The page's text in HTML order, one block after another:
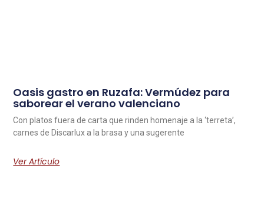
Oasis gastro en Ruzafa: Vermúdez para
saborear el verano valenciano
Con platos fuera de carta que rinden homenaje a la ‘terreta’,
carnes de Discarlux a la brasa y una sugerente
Ver Artículo